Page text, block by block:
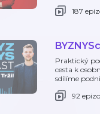
187
Praktický
cesta k
sdílíme
92